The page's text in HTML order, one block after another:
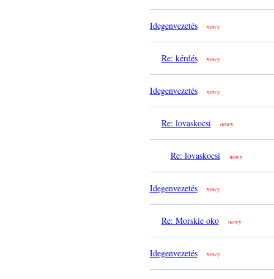
Idegenvezetés nowy
Re: kérdés nowy
Idegenvezetés nowy
Re: lovaskocsi nowy
Re: lovaskocsi nowy
Idegenvezetés nowy
Re: Morskie oko nowy
Idegenvezetés nowy